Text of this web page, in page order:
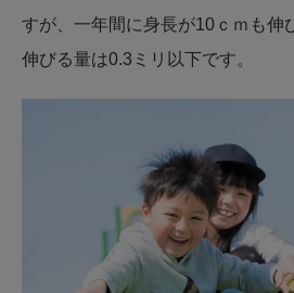
すが、一年間に身長が10ｃｍも伸
伸びる量は0.3ミリ以下です。